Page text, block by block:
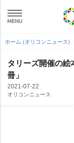
ホーム (オリコンニュース)
タリーズ開催の
冊」
2021-07-22
オリコンニュース